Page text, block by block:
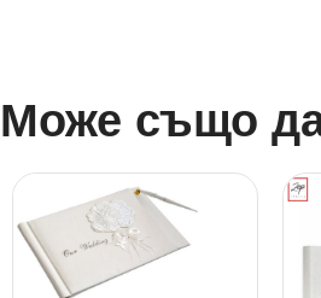
Може също